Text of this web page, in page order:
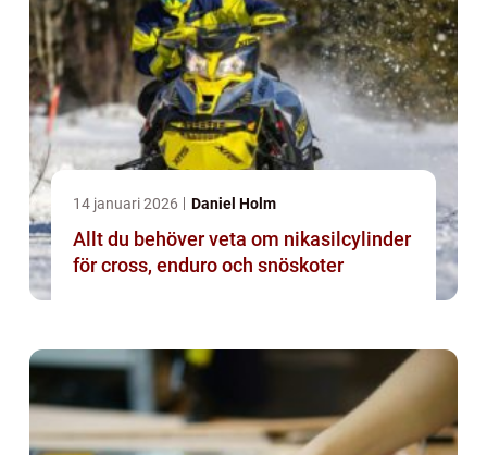
14 januari 2026 Daniel Holm
Allt du behöver veta om nikasilcylinder
för cross, enduro och snöskoter